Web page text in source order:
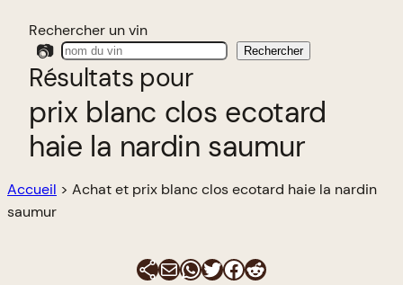
Rechercher un vin
📷 Rechercher
Résultats pour
prix blanc clos ecotard
haie la nardin saumur
Accueil > Achat et prix blanc clos ecotard haie la nardin
saumur
E-mailWhatsApp
Twitter
Facebook
Reddit